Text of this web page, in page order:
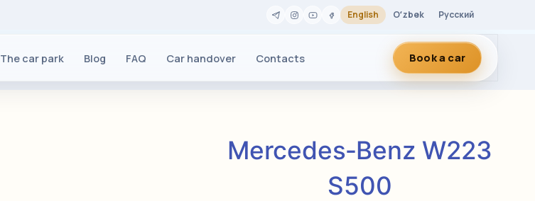
English Oʻzbek Русский
The car park Blog FAQ Car handover Contacts Book a car
Mercedes‑Benz W223
S500